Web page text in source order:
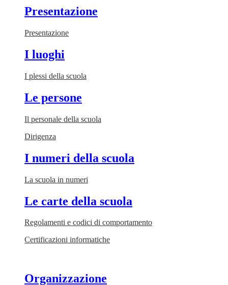
Presentazione
Presentazione
I luoghi
I plessi della scuola
Le persone
Il personale della scuola
Dirigenza
I numeri della scuola
La scuola in numeri
Le carte della scuola
Regolamenti e codici di comportamento
Certificazioni informatiche
Organizzazione